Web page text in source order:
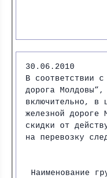
30.06.2010
В соответствии
дорога
включительно, в
железной дороге
скидки от
на перевозку
Наименование